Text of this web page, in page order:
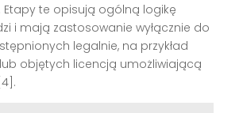
te opisują ogólną logikę
i mają zastosowanie wyłącznie do
legalnie, na przykład
objętych licencją umożliwiającą